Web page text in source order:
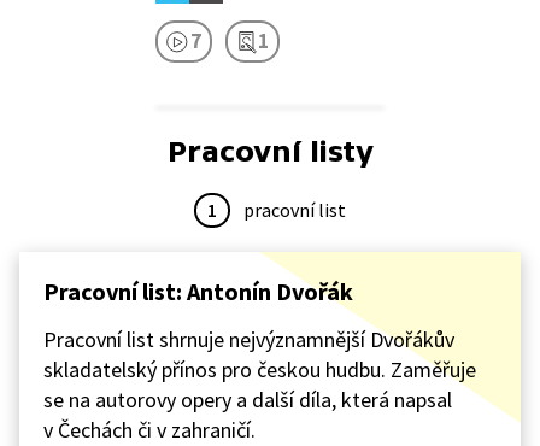
7 1
Pracovní listy
1 pracovní list
Pracovní list: Antonín Dvořák
Pracovní list shrnuje nejvýznamnější Dvořákův
skladatelský přínos pro českou hudbu. Zaměřuje
se na autorovy opery a další díla, která napsal
v Čechách či v zahraničí.